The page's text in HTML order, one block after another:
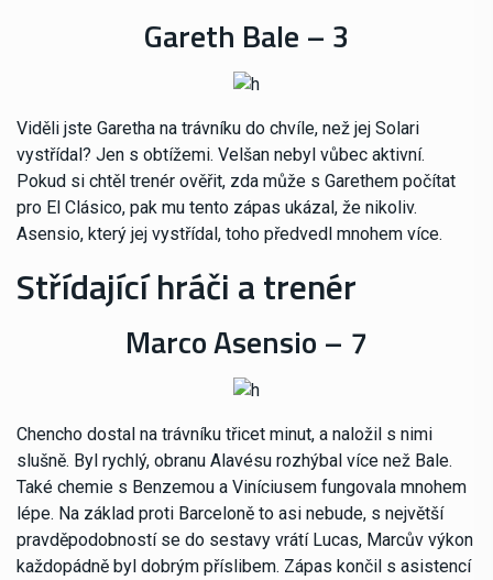
Gareth Bale – 3
Viděli jste Garetha na trávníku do chvíle, než jej Solari
vystřídal? Jen s obtížemi. Velšan nebyl vůbec aktivní.
Pokud si chtěl trenér ověřit, zda může s Garethem počítat
pro El Clásico, pak mu tento zápas ukázal, že nikoliv.
Asensio, který jej vystřídal, toho předvedl mnohem více.
Střídající hráči a trenér
Marco Asensio – 7
Chencho dostal na trávníku třicet minut, a naložil s nimi
slušně. Byl rychlý, obranu Alavésu rozhýbal více než Bale.
Také chemie s Benzemou a Viníciusem fungovala mnohem
lépe. Na základ proti Barceloně to asi nebude, s největší
pravděpodobností se do sestavy vrátí Lucas, Marcův výkon
každopádně byl dobrým příslibem. Zápas končil s asistencí